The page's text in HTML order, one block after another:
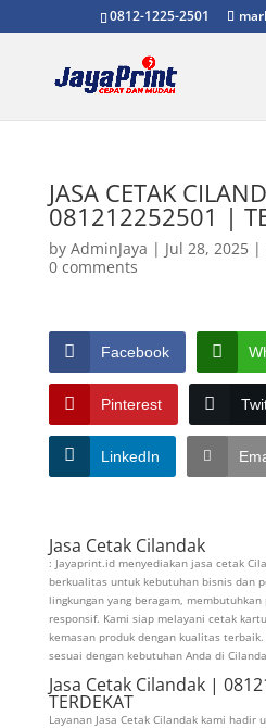
0812-1225-2501
JASA CETAK
081212252501 |
by AdminJaya | Jul 28, 2025|
0 comments
Facebook
Pinterest
LinkedIn
Jasa Cetak Cilandak
: Jayaprint.id menyediakan jasa cetak
berkualitas untuk kebutuhan bisnis dan
lingkungan yang beragam,
responsif. Kami siap melayani cetak
kemasan produk dengan kualitas
sesuai dengan kebutuhan Anda di
Jasa Cetak Cilandak |
TERDEKAT
Layanan Jasa Cetak Cilandak kami